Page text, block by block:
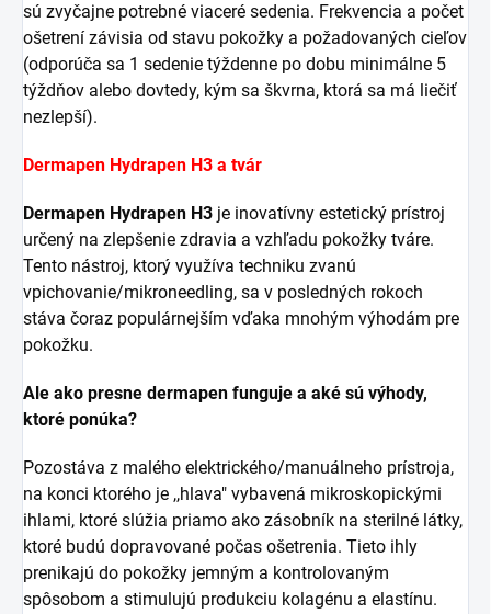
sú zvyčajne potrebné viaceré sedenia. Frekvencia a počet
ošetrení závisia od stavu pokožky a požadovaných cieľov
(odporúča sa 1 sedenie týždenne po dobu minimálne 5
týždňov alebo dovtedy, kým sa škvrna, ktorá sa má liečiť
nezlepší).
Dermapen Hydrapen H3 a tvár
Dermapen Hydrapen H3 je inovatívny estetický prístroj
určený na zlepšenie zdravia a vzhľadu pokožky tváre.
Tento nástroj, ktorý využíva techniku zvanú
vpichovanie/mikroneedling, sa v posledných rokoch
stáva čoraz populárnejším vďaka mnohým výhodám pre
pokožku.
Ale ako presne dermapen funguje a aké sú výhody,
ktoré ponúka?
Pozostáva z malého elektrického/manuálneho prístroja,
na konci ktorého je ,,hlava" vybavená mikroskopickými
ihlami, ktoré slúžia priamo ako zásobník na sterilné látky,
ktoré budú dopravované počas ošetrenia. Tieto ihly
prenikajú do pokožky jemným a kontrolovaným
spôsobom a stimulujú produkciu kolagénu a elastínu.